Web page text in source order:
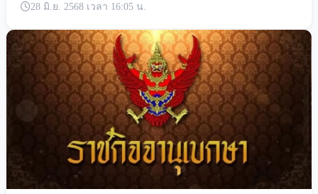
28 มิ.ย. 2568 เวลา 16:05 น.